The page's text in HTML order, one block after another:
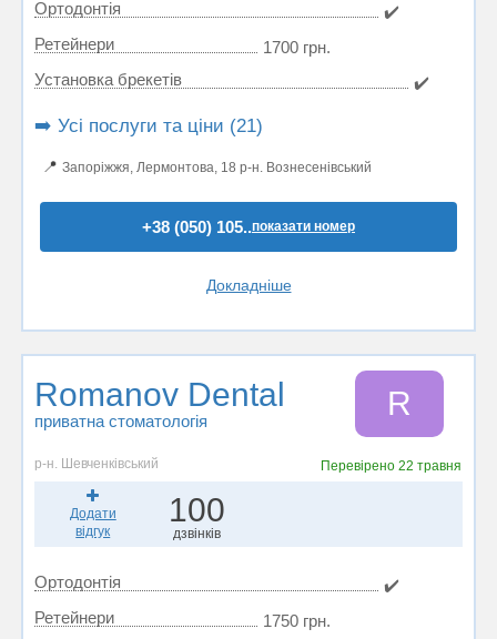
Ортодонтія
✔️
Ретейнери
1700 грн.
Установка брекетів
✔️
➡️ Усі послуги та ціни (21)
📍 Запоріжжя, Лермонтова, 18 р-н. Вознесенівський
+38 (050) 105..показати номер
Докладніше
Romanov Dental
приватна стоматологія R
р-н. Шевченківський Перевірено22 травня
Додати
відгук
100
дзвінків
Ортодонтія
✔️
Ретейнери
1750 грн.